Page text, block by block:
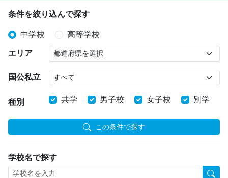
条件を絞り込んで探す
中学校 高等学校
エリア
国公私立
種別 共学 男子校 女子校 別学
この条件で探す
学校名で探す